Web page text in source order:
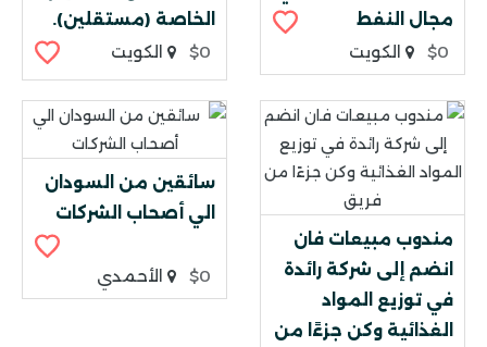
مجال النفط
$0
الكويت
الخاصة (مستقلين).
$0
الكويت
مندوب مبيعات فان
انضم إلى شركة رائدة
في توزيع المواد
الغذائية وكن جزءًا من
سائقين من السودان
الي أصحاب الشركات
$0 الأحمدي